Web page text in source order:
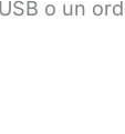
o un